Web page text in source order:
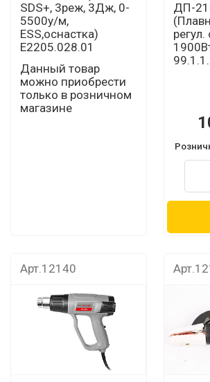
SDS+, 3реж, 3Дж, 0-
5500у/м,
ESS,оснастка)
E2205.028.01
Данный товар
можно приобрести
только в розничном
магазине
ДП-
регул.
Арт.12140